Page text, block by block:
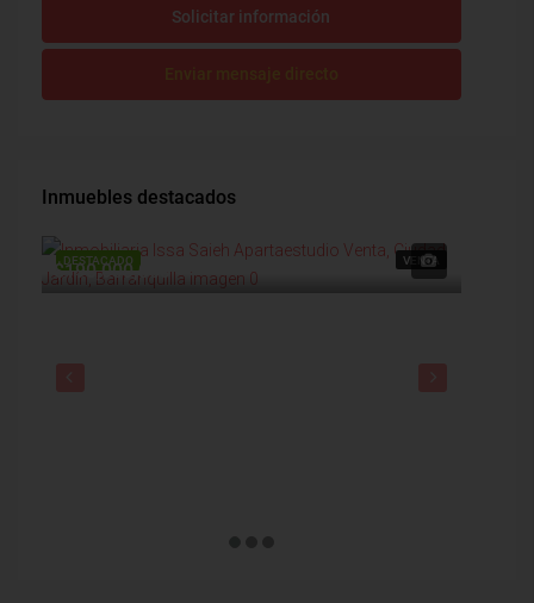
Solicitar información
Inmuebles destacados
DESTACADO VENTA
$190,000,000